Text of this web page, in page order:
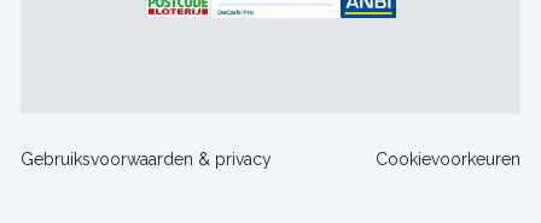
Footer
Gebruiksvoorwaarden & privacy Cookievoorkeuren